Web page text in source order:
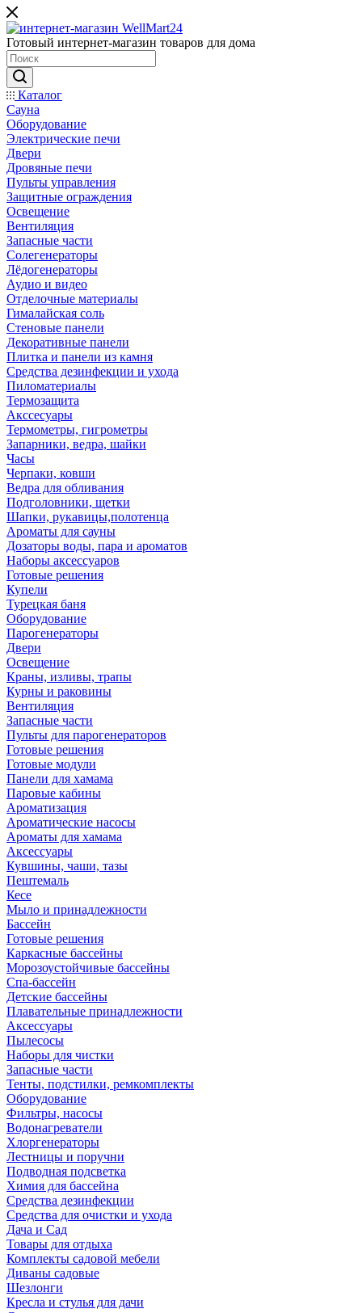
Готовый интернет-магазин товаров для дома
Каталог
Сауна
Оборудование
Электрические печи
Двери
Дровяные печи
Пульты управления
Защитные ограждения
Освещение
Вентиляция
Запасные части
Солегенераторы
Лёдогенераторы
Аудио и видео
Отделочные материалы
Гималайская соль
Стеновые панели
Декоративные панели
Плитка и панели из камня
Средства дезинфекции и ухода
Пиломатериалы
Термозащита
Аксcесуары
Термометры, гигрометры
Запарники, ведра, шайки
Часы
Черпаки, ковши
Ведра для обливания
Подголовники, щетки
Шапки, рукавицы,полотенца
Ароматы для сауны
Дозаторы воды, пара и ароматов
Наборы аксессуаров
Готовые решения
Купели
Турецкая баня
Оборудование
Парогенераторы
Двери
Освещение
Краны, изливы, трапы
Курны и раковины
Вентиляция
Запасные части
Пульты для парогенераторов
Готовые решения
Готовые модули
Панели для хамама
Паровые кабины
Ароматизация
Ароматические насосы
Ароматы для хамама
Аксессуары
Кувшины, чаши, тазы
Пештемаль
Кесе
Мыло и принадлежности
Бассейн
Готовые решения
Каркасные бассейны
Морозоустойчивые бассейны
Спа-бассейн
Детские бассейны
Плавательные принадлежности
Аксессуары
Пылесосы
Наборы для чистки
Запасные части
Тенты, подстилки, ремкомплекты
Оборудование
Фильтры, насосы
Водонагреватели
Хлоргенераторы
Лестницы и поручни
Подводная подсветка
Химия для бассейна
Средства дезинфекции
Средства для очистки и ухода
Дача и Сад
Товары для отдыха
Комплекты садовой мебели
Диваны садовые
Шезлонги
Кресла и стулья для дачи